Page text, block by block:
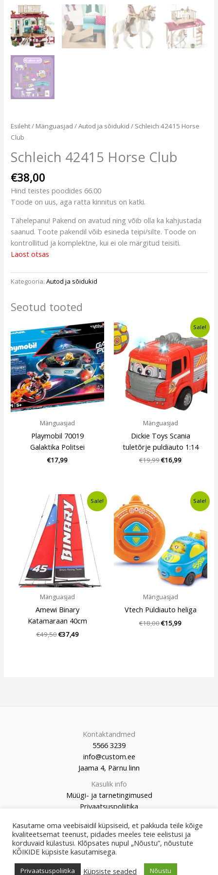
Esileht/ Mänguasjad /Autod ja sõidukid / Schleich 42415 Horse
Club
Schleich 42415 Horse Club
€38,00
Hind teistes poodides 66.00
Toode on uus, aga ratta kinnitus on katki.
Tähelepanu! Pakend on avatud ning võib olla ka kahjustada
saanud. Toote pakendil võib esineda teipi/silte. Toode on
kontrollitud ja komplektne, kui ei ole märgitud teisiti.
Laost otsas
Kategooria:Autod ja sõidukid
Seotud tooted
Mänguasjad
Playmobil 70019
Galaktika Politsei
€17,99
Sale!
Mänguasjad
Dickie Toys Scania
tuletõrje puldiauto 1:14
€19,99
hind
oli:
€19,99.
€16,99
Current
price
is:
€16,99.
Sale!
Mänguasjad
Amewi Binary
Katamaraan 40cm
€49,50
Algne
hind
oli:
€49,50.
€37,49
Current
price
is:
€37,49.
Sale!
Mänguasjad
Vtech Puldiauto heliga
€18,00
€18,00.
€15,99
Current
price
Kontaktandmed
5566 3239
info@custom.ee
Jaama 4, Pärnu linn
Kasulik info
Müügi- ja tarnetingimused
Privaatsuspoliitika
© 2026 Custom Market
Kasutame oma veebisaidil küpsiseid, et pakkuda teile kõige
kvaliteetsemat teenust, pidades meeles teie eelistusi ja
korduvaid külastusi. Klõpsates nupul „Nõustu”, nõustute
KÕIKIDE küpsiste kasutamisega.
Privaatsuspoliitika Küpsiste seaded Nõustu